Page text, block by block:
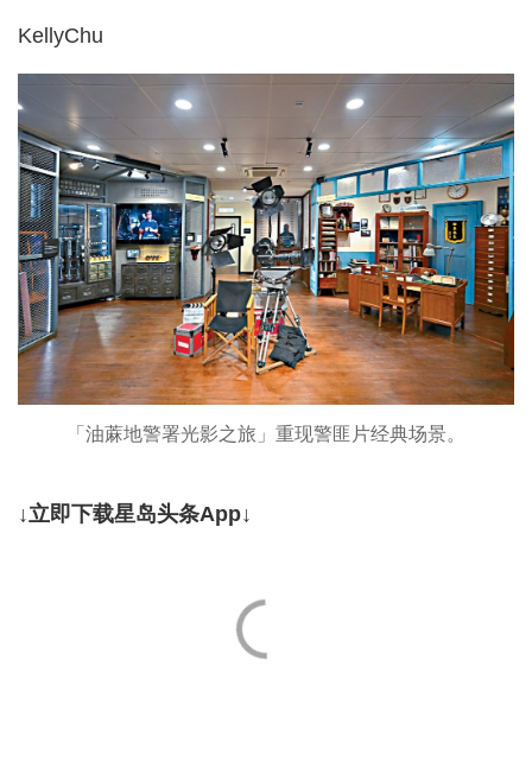
KellyChu
「油蔴地警署光影之旅」重现警匪片经典场景。
↓立即下载星岛头条App↓